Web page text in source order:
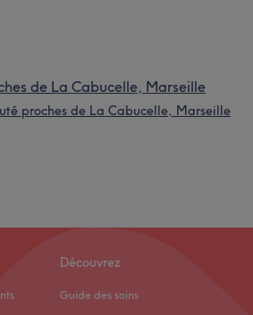
de La Cabucelle, Marseille
proches de La Cabucelle, Marseille
Découvrez
Guide des soins